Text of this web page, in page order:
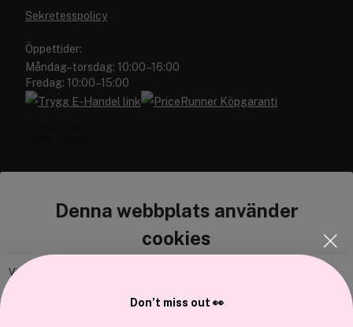
Denna webbplats använder
cookies
Vi använder enhetsidentifierare för att anpassa innehållet och
Sekretesspolicy
Öppettider:
Måndag–torsdag: 10:00–16:00
Fredag: 10:00–15:00
Cocopanda.se
Don’t miss out 👀